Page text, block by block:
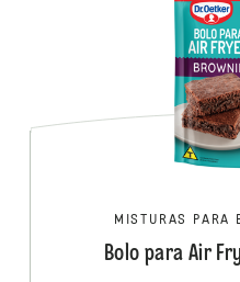
MISTURAS PARA
Bolo para Air